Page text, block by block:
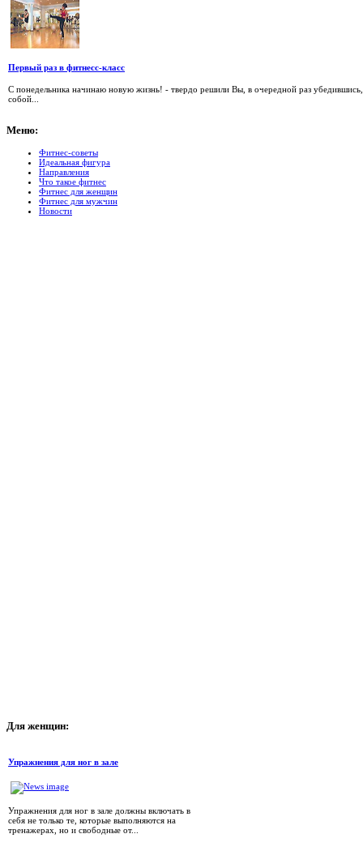
Первый раз в фитнесс-класс
С понедельника начинаю новую жизнь! - твердо решили Вы, в очередной раз убедившись,
собой...
Меню:
Фитнес-советы
Идеальная фигура
Направления
Что такое фитнес
Фитнес для женщин
Фитнес для мужчин
Новости
Для женщин:
Упражнения для ног в зале
Упражнения для ног в зале должны включать в
себя не только те, которые выполняются на
тренажерах, но и свободные от...